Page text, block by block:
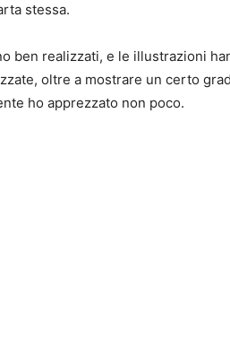
stessa.
ben realizzati, e le illustrazioni
oltre a mostrare un certo
ho apprezzato non poco.